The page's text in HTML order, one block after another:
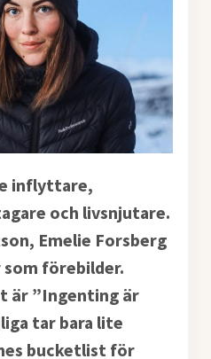
inflyttare,
och livsnjutare.
Emelie Forsberg
förebilder.
är ”Ingenting är
tar bara lite
bucketlist för